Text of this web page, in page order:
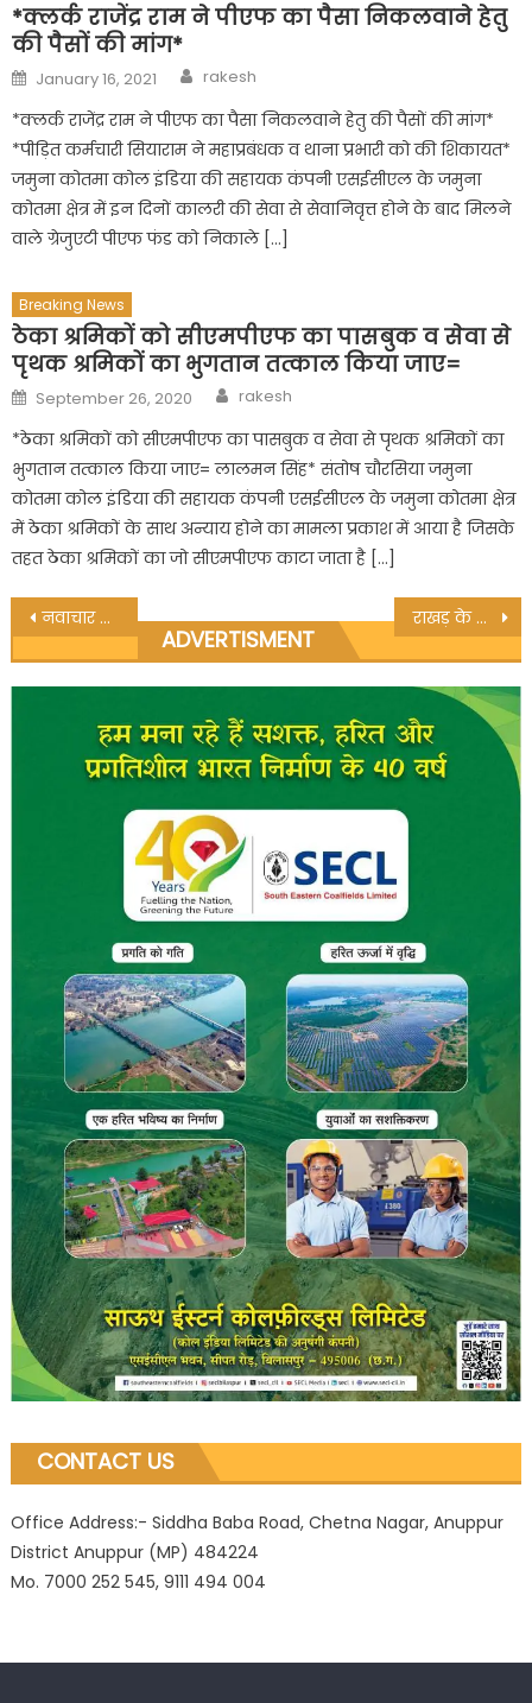
*क्लर्क राजेंद्र राम ने पीएफ का पैसा निकलवाने हेतु
की पैसों की मांग*
Posted
on
January 16, 2021 Author
rakesh
*क्लर्क राजेंद्र राम ने पीएफ का पैसा निकलवाने हेतु की पैसों की मांग*
*पीड़ित कर्मचारी सियाराम ने महाप्रबंधक व थाना प्रभारी को की शिकायत*
जमुना कोतमा कोल इंडिया की सहायक कंपनी एसईसीएल के जमुना
कोतमा क्षेत्र में इन दिनों कालरी की सेवा से सेवानिवृत्त होने के बाद मिलने
वाले ग्रेजुएटी पीएफ फंड को निकाले […]
Breaking News
ठेका श्रमिकों को सीएमपीएफ का पासबुक व सेवा से
पृथक श्रमिकों का भुगतान तत्काल किया जाए=
Posted
on
September 26, 2020 Author
rakesh
*ठेका श्रमिकों को सीएमपीएफ का पासबुक व सेवा से पृथक श्रमिकों का
भुगतान तत्काल किया जाए= लालमन सिंह* संतोष चौरसिया जमुना
कोतमा कोल इंडिया की सहायक कंपनी एसईसीएल के जमुना कोतमा क्षेत्र
में ठेका श्रमिकों के साथ अन्याय होने का मामला प्रकाश में आया है जिसके
तहत ठेका श्रमिकों का जो सीएमपीएफ काटा जाता है […]
Post
navigation
नवाचार की ओर लगातार बढ़ रहा निकाय आपका विकास -आपके साथ के बाद राखड़ के गुबार से घुट रही सांसें, बरगवां-अमलाई और किल्हौरी के रहवासी परेशान
ADVERTISMENT
CONTACT US
Office Address:- Siddha Baba Road, Chetna Nagar, Anuppur
District Anuppur (MP) 484224
Mo. 7000 252 545, 9111 494 004